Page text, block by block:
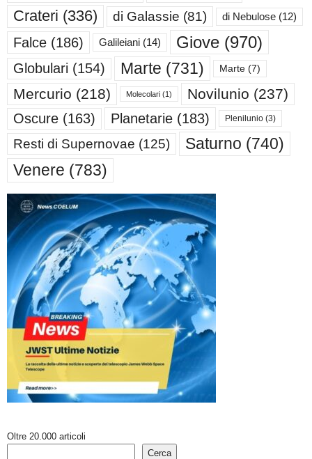
Crateri (336) di Galassie (81) di Nebulose (12)
Falce (186) Galileiani (14) Giove (970)
Globulari (154) Marte (731) Marte (7)
Mercurio (218) Molecolari (1) Novilunio (237)
Oscure (163) Planetarie (183) Plenilunio (3)
Resti di Supernovae (125) Saturno (740)
Venere (783)
Oltre 20.000 articoli
Cerca